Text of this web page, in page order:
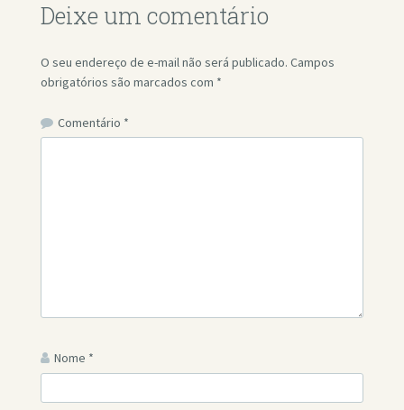
Deixe um comentário
O seu endereço de e-mail não será publicado. Campos
obrigatórios são marcados com *
Comentário *
Nome *